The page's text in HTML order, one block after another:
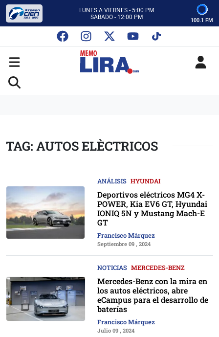
LUNES A VIERNES - 5:00 PM
SABADO - 12:00 PM
CON MEMO LIRA Y SU EQUIPO
LUNES A VIERNES - 5:00 PM
SABADO - 12:00 PM
100.1 FM
TAG: AUTOS ELÈCTRICOS
ANÁLISIS HYUNDAI
Deportivos eléctricos MG4 X-
POWER, Kia EV6 GT, Hyundai
IONIQ 5N y Mustang Mach-E
GT
Francisco Márquez
Septiembre 09 , 2024
NOTICIAS MERCEDES-BENZ
Mercedes-Benz con la mira en
los autos eléctricos, abre
eCampus para el desarrollo de
baterías
Francisco Márquez
Julio 09 , 2024